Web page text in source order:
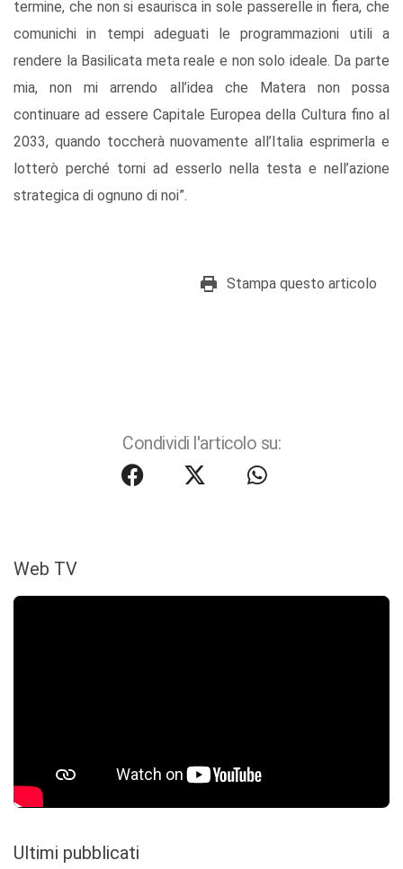
termine, che non si esaurisca in sole passerelle in fiera, che
comunichi in tempi adeguati le programmazioni utili a
rendere la Basilicata meta reale e non solo ideale. Da parte
mia, non mi arrendo all’idea che Matera non possa
continuare ad essere Capitale Europea della Cultura fino al
2033, quando toccherà nuovamente all’Italia esprimerla e
lotterò perché torni ad esserlo nella testa e nell’azione
strategica di ognuno di noi”.
Stampa questo articolo
Condividi l'articolo su:
Web TV
Ultimi pubblicati